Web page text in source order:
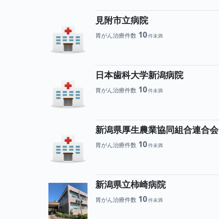
見附市立病院
胃がん治療件数 10
日本歯科大学新潟病院
胃がん治療件数 10
新潟県厚生農業協同組合連合
胃がん治療件数 10
新潟県立柿崎病院
胃がん治療件数 10